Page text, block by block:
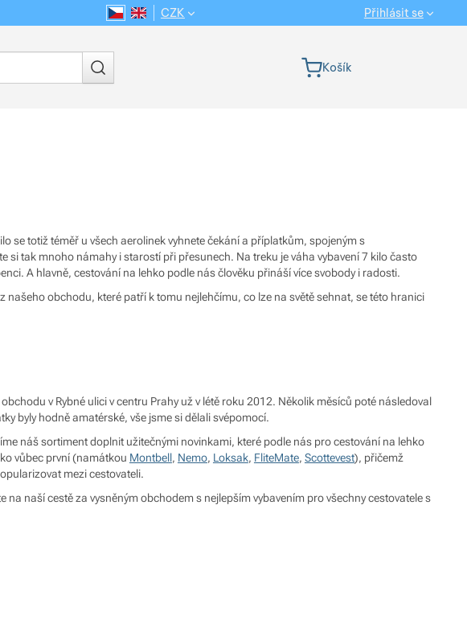
se totiž téměř u všech aerolinek vyhnete čekání a příplatkům, spojeným s
tak mnoho námahy i starostí při přesunech. Na treku je váha vybavení 7 kilo často
A hlavně, cestování na lehko podle nás člověku přináší více svobody i radosti.
obchodu, které patří k tomu nejlehčímu, co lze na světě sehnat, se této hranici
v Rybné ulici v centru Prahy už v létě roku 2012. Několik měsíců poté následoval
byly hodně amatérské, vše jsme si dělali svépomocí.
náš sortiment doplnit užitečnými novinkami, které podle nás pro cestování na lehko
vůbec první (namátkou Montbell, Nemo, Loksak, FliteMate, Scottevest), přičemž
mezi cestovateli.
na naší cestě za vysněným obchodem s nejlepším vybavením pro všechny cestovatele s
Jazyková verze
CS EN
CZK Přihlásit se
Košík